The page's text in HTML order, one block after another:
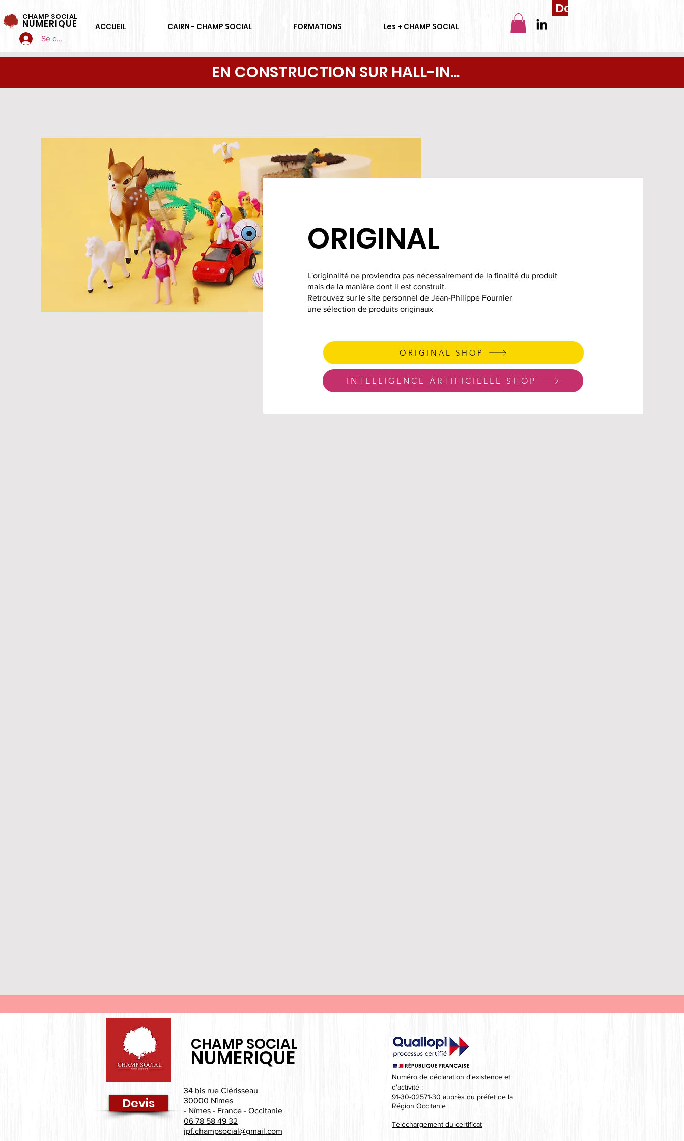
CHAMP SOCIAL
NUMERIQUE
Se connecter
ACCUEIL CAIRN - CHAMP SOCIAL FORMATIONS Les + CHAMP SOCIAL
Devis
EN CONSTRUCTION SUR HALL-IN...
ORIGINAL
L'originalité ne proviendra pas nécessairement de la finalité du produit
mais de la manière dont il est construit.
Retrouvez sur le site personnel de Jean-Philippe Fournier
une sélection de produits originaux
ORIGINAL SHOP
INTELLIGENCE ARTIFICIELLE SHOP
CHAMP SOCIAL
NUMERIQUE
Devis
34 bis rue Clérisseau
30000 Nîmes
- Nîmes - France - Occitanie
06 78 58 49 32
jpf.champsocial@gmail.com
Numéro de déclaration d'existence et
d'activité :
91-30-02571-30 auprès du préfet de la
Région Occitanie
Téléchargement du certificat